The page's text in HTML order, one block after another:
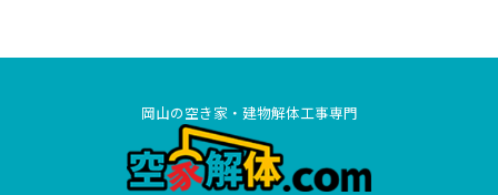
岡山の空き家・建物解体工事専門